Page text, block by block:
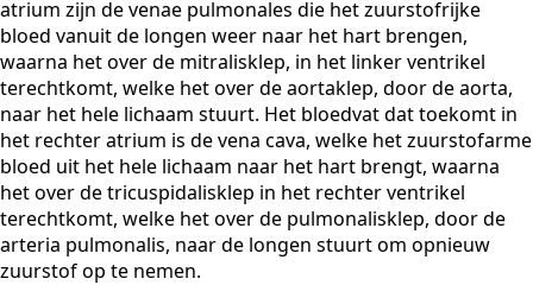
atrium zijn de venae pulmonales die het zuurstofrijke
bloed vanuit de longen weer naar het hart brengen,
waarna het over de mitralisklep, in het linker ventrikel
terechtkomt, welke het over de aortaklep, door de aorta,
naar het hele lichaam stuurt. Het bloedvat dat toekomt in
het rechter atrium is de vena cava, welke het zuurstofarme
bloed uit het hele lichaam naar het hart brengt, waarna
het over de tricuspidalisklep in het rechter ventrikel
terechtkomt, welke het over de pulmonalisklep, door de
arteria pulmonalis, naar de longen stuurt om opnieuw
zuurstof op te nemen.